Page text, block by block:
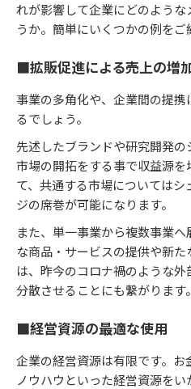
れが影響して企業にどのよう
うか。簡単にいくつかの例をご
■拡販促進による売上の増
事業の多角化や、企業間の提
るでしょう。
先述したブランドや研究開発
市場の開拓をする事で収益源
て、共通する市場については
ジの席巻が可能になります。
また、単一事業から複数事業
な商品・サービスの提供や新
は、昨今のコロナ禍のような
分散させることにも繋がります。
■経営資源の最適な使用
企業の経営資源は有限です。お
ノウハウといった経営資源を